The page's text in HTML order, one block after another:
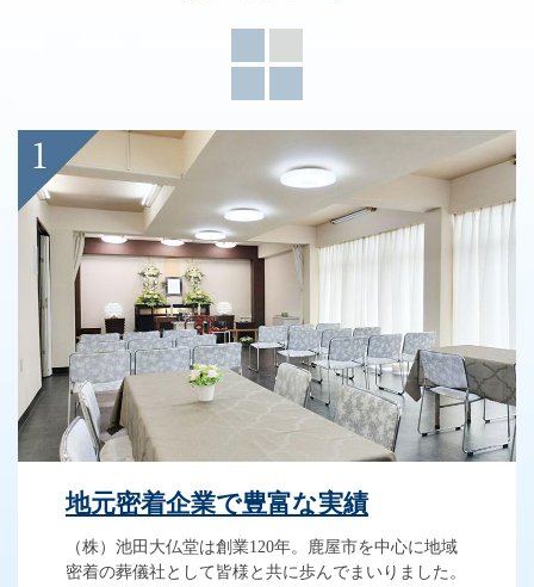
地元密着企業で豊富な実績
（株）池田大仏堂は創業120年。鹿屋市を中心に地域
密着の葬儀社として皆様と共に歩んでまいりました。